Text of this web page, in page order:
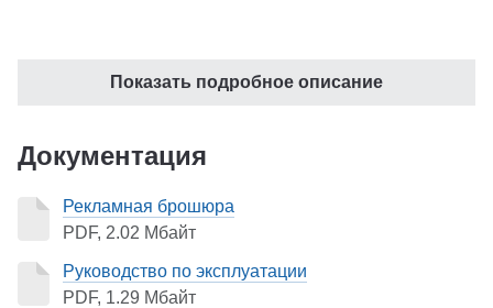
Показать подробное описание
Документация
Рекламная брошюра
PDF, 2.02 Мбайт
Руководство по эксплуатации
PDF, 1.29 Мбайт